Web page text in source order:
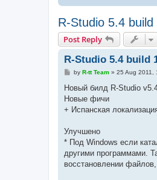
R-Studio 5.4 build
Post Reply
R-Studio 5.4 build
P
s
by R-tt Team» 25 Aug 2011,
Новый билд R-Studio
Новые фичи
+ Испанская
Улучшено
* Под Windows если
другими программами.
восстановлении